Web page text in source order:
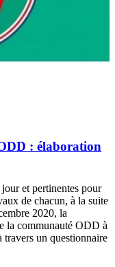
: élaboration
et pertinentes pour
de chacun, à la suite
2020, la
la communauté ODD à
travers un questionnaire